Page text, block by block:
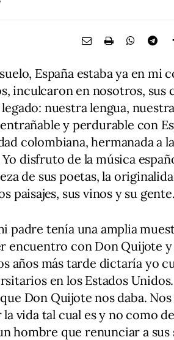
España estaba ya en mi
inculcaron en nosotros, sus
nuestra lengua,
y perdurable con
colombiana, hermanada a
disfruto de la música
de sus poetas, la
paisajes, sus vinos y su gente.
padre tenía una amplia
encuentro con Don Quijote
años más tarde dictaría yo
en los Estados
Don Quijote nos daba.
vida tal cual es y no como
hombre que renunciar a sus